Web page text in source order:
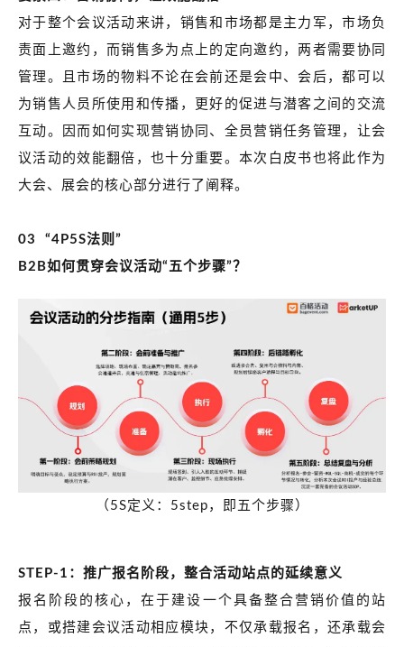
对于整个会议活动来讲，销售和市场都是主力军，市场负
责面上邀约，而销售多为点上的定向邀约，两者需要协同
管理。且市场的物料不论在会前还是会中、会后，都可以
为销售人员所使用和传播，更好的促进与潜客之间的交流
互动。因而如何实现营销协同、全员营销任务管理，让会
议活动的效能翻倍，也十分重要。本次白皮书也将此作为
大会、展会的核心部分进行了阐释。
03 “4P5S法则”
B2B如何贯穿会议活动“五个步骤”？
（5S定义：5step，即五个步骤）
STEP-1：推广报名阶段，整合活动站点的延续意义
报名阶段的核心，在于建设一个具备整合营销价值的站
点，或搭建会议活动相应模块，不仅承载报名，还承载会